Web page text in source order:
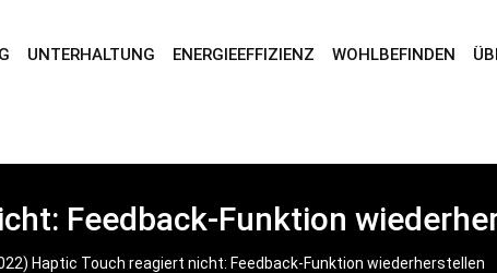
UNTERHALTUNG ENERGIEEFFIZIENZ WOHLBEFINDEN
Feedback-Funktion
Haptic Touch reagiert nicht: Feedback-Funktion wiederherstellen